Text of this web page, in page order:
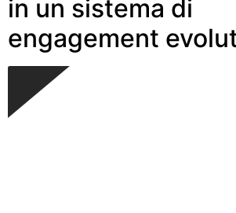
in un sistema di
engagement